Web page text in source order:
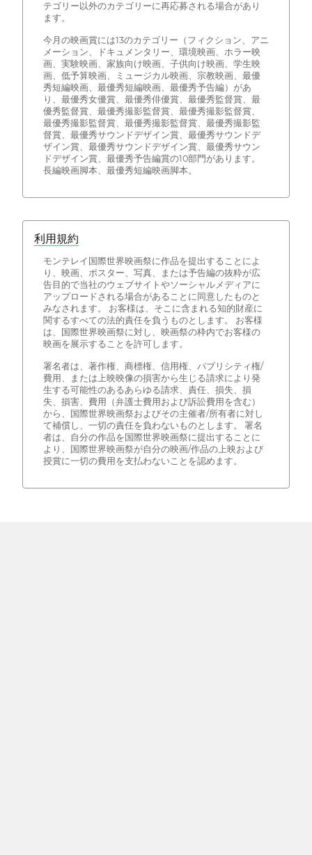
テゴリー以外のカテゴリーに再応募される場合があり
ます。
今月の映画賞には13のカテゴリー（フィクション、アニ
メーション、ドキュメンタリー、環境映画、ホラー映
画、実験映画、家族向け映画、子供向け映画、学生映
画、低予算映画、ミュージカル映画、宗教映画、最優
秀短編映画、最優秀短編映画、最優秀予告編）があ
り、最優秀女優賞、最優秀俳優賞、最優秀監督賞、最
優秀監督賞、最優秀撮影監督賞、最優秀撮影監督賞、
最優秀撮影監督賞、最優秀撮影監督賞、最優秀撮影監
督賞、最優秀サウンドデザイン賞、最優秀サウンドデ
ザイン賞、最優秀サウンドデザイン賞、最優秀サウン
ドデザイン賞、最優秀予告編賞の10部門があります。
長編映画脚本、最優秀短編映画脚本。
利用規約
モンテレイ国際世界映画祭に作品を提出することによ
り、映画、ポスター、写真、または予告編の抜粋が広
告目的で当社のウェブサイトやソーシャルメディアに
アップロードされる場合があることに同意したものと
みなされます。 お客様は、そこに含まれる知的財産に
関するすべての法的責任を負うものとします。 お客様
は、国際世界映画祭に対し、映画祭の枠内でお客様の
映画を展示することを許可します。
署名者は、著作権、商標権、信用権、パブリシティ権/
費用、または上映映像の損害から生じる請求により発
生する可能性のあるあらゆる請求、責任、損失、損
失、損害、費用（弁護士費用および訴訟費用を含む）
から、国際世界映画祭およびその主催者/所有者に対し
て補償し、一切の責任を負わないものとします。 署名
者は、自分の作品を国際世界映画祭に提出することに
より、国際世界映画祭が自分の映画/作品の上映および
授賞に一切の費用を支払わないことを認めます。